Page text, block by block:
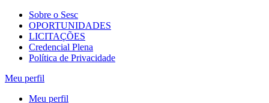
Sobre o Sesc
OPORTUNIDADES
LICITAÇÕES
Credencial Plena
Política de Privacidade
Meu perfil
Meu perfil